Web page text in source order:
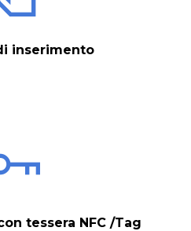
inserimento
tessera NFC /Tag